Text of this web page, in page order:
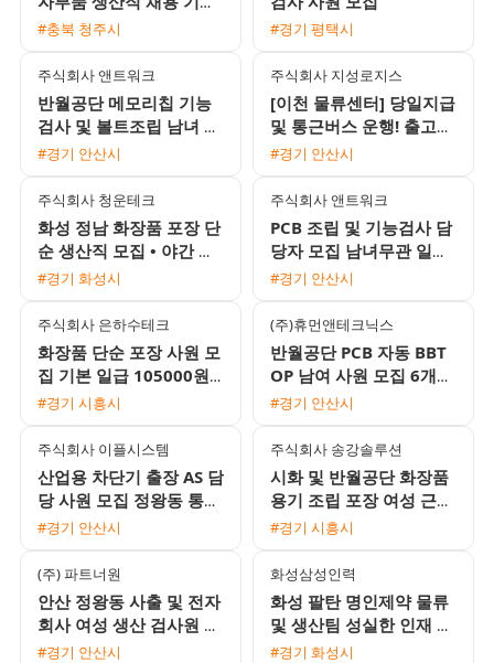
사 및 삼식 제공 초보자
#충북 청주시 #경기 평택시
주식회사 앤트워크
반월공단 메모리칩 기능
검사 및 볼트조립 남녀 사
원 모집 주급 일당 정산
#경기 안산시
주식회사 지성로지스
[이천 물류센터] 당일지급
및 통근버스 운행! 출고
파트 사원 모집 (단기/장
#경기 안산시
주식회사 청운테크
화성 정남 화장품 포장 단
순 생산직 모집 • 야간 월
350만원 이상 • 상여 100
#경기 화성시
주식회사 앤트워크
PCB 조립 및 기능검사 담
당자 모집 남녀무관 일당
및 주급 가능 통근버스 운
#경기 안산시
주식회사 은하수테크
화장품 단순 포장 사원 모
집 기본 일급 105000원
외국인 지원 가능
#경기 시흥시
(주)휴먼앤테크닉스
반월공단 PCB 자동 BBT
OP 남여 사원 모집 6개월
후 정규직 전환
#경기 안산시
주식회사 이플시스템
산업용 차단기 출장 AS 담
당 사원 모집 정왕동 통근
버스 운행 및 다양한 정산
#경기 안산시
주식회사 송강솔루션
시화 및 반월공단 화장품
용기 조립 포장 여성 근무
자 모집 (단기, 장기, 일당,
#경기 시흥시
(주) 파트너원
안산 정왕동 사출 및 전자
회사 여성 생산 검사원 모
집 주급 일당 지급 및 통
#경기 안산시
화성삼성인력
화성 팔탄 명인제약 물류
및 생산팀 성실한 인재 모
집 복학 전 알바 가능
#경기 화성시